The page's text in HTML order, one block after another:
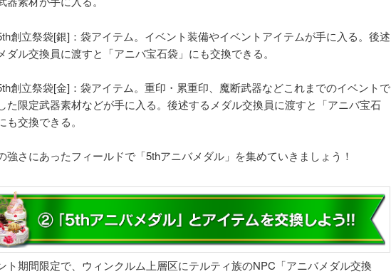
創立祭袋[銀]：袋アイテム。イベント装備やイベントアイテムが手に入る。後述
ダル交換員に渡すと「アニバ宝石袋」にも交換できる。
創立祭袋[金]：袋アイテム。重印・累重印、魔断武器などこれまでのイベントで
た限定武器素材などが手に入る。後述するメダル交換員に渡すと「アニバ宝石
も交換できる。
強さにあったフィールドで「5thアニバメダル」を集めていきましょう！
ト期間限定で、ウィンクルム上層区にテルティ族のNPC「アニバメダル交換